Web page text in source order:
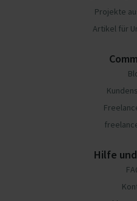
Projekte
Artikel für
Hilfe